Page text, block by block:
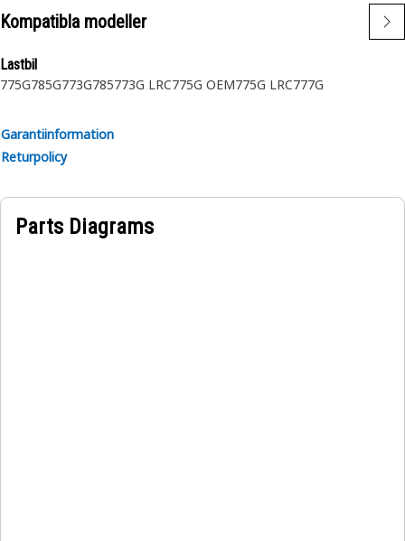
Det vänstra hyttdörrskyddet som används i hytten är
utformat för att täcka hyttdörrens vänstra sida, vilket
förbättrad förarkomfort.
Kompatibla modeller
Lastbil
775G785G773G785773G LRC775G OEM775G LRC777G
Garantiinformation
Returpolicy
Parts Diagrams